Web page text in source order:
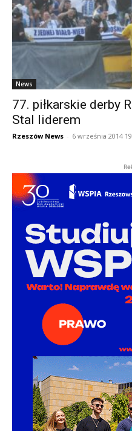
News
77. piłkarskie derby
Stal liderem
Rzeszów News - 6 września 2014